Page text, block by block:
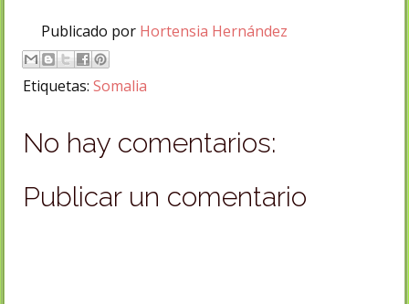
Publicado por Hortensia Hernández
Etiquetas: Somalia
No hay comentarios:
Publicar un comentario